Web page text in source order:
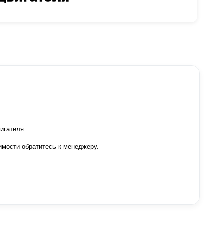
обратитесь к менеджеру.